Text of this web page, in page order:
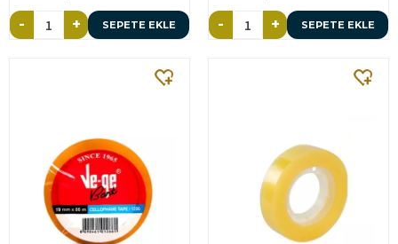
- + SEPETE EKLE - + SEPETE EKLE